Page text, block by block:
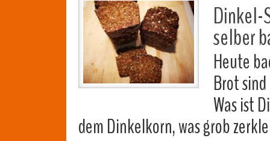
Dinkel-
selber
Heute
Brot
Was ist
dem Dinkelkorn, was grob